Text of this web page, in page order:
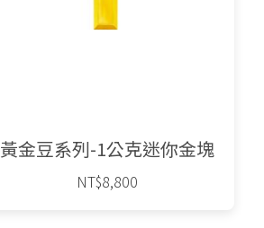
黃金豆系列-1公克迷你金塊
NT$8,800